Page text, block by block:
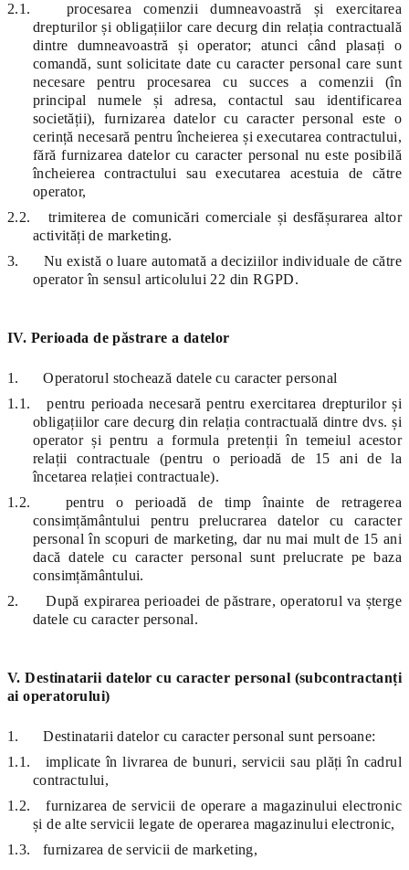
2.1.
procesarea comenzii dumneavoastră și exercitarea
drepturilor și obligațiilor care decurg din relația contractuală
dintre dumneavoastră și operator; atunci când plasați o
comandă, sunt solicitate date cu caracter personal care sunt
necesare pentru procesarea cu succes a comenzii (în
principal numele și adresa, contactul sau identificarea
societății), furnizarea datelor cu caracter personal este o
cerință necesară pentru încheierea și executarea contractului,
fără furnizarea datelor cu caracter personal nu este posibilă
încheierea contractului sau executarea acestuia de către
operator,
2.2.
trimiterea de comunicări comerciale și desfășurarea altor
activități de marketing.
3.
Nu există o luare automată a deciziilor individuale de către
operator în sensul articolului 22 din RGPD.
IV. Perioada de păstrare a datelor
1.
Operatorul stochează datele cu caracter personal
1.1.
pentru perioada necesară pentru exercitarea drepturilor și
obligațiilor care decurg din relația contractuală dintre dvs. și
operator și pentru a formula pretenții în temeiul acestor
relații contractuale (pentru o perioadă de 15 ani de la
încetarea relației contractuale).
1.2.
pentru o perioadă de timp înainte de retragerea
consimțământului pentru prelucrarea datelor cu caracter
personal în scopuri de marketing, dar nu mai mult de 15 ani
dacă datele cu caracter personal sunt prelucrate pe baza
consimțământului.
2.
După expirarea perioadei de păstrare, operatorul va șterge
datele cu caracter personal.
V. Destinatarii datelor cu caracter personal (subcontractanți
ai operatorului)
1.
Destinatarii datelor cu caracter personal sunt persoane:
1.1.
implicate în livrarea de bunuri, servicii sau plăți în cadrul
contractului,
1.2.
furnizarea de servicii de operare a magazinului electronic
și de alte servicii legate de operarea magazinului electronic,
1.3.
furnizarea de servicii de marketing,